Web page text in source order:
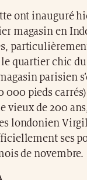
ont inauguré
magasin en
le quartier chic
parisien
000 pieds
vieux de 200
londonien
ses
de novembre.